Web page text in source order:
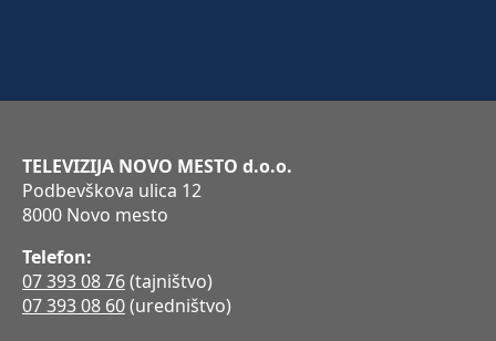
TELEVIZIJA NOVO MESTO d.o.o.
Podbevškova ulica 12
8000 Novo mesto
Telefon:
07 393 08 76(tajništvo)
07 393 08 60(uredništvo)